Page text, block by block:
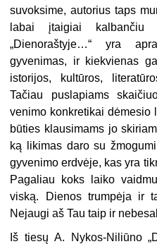
suvoksime, autorius taps
labai įtaigiai kalbančiu
„Dienoraštyje…“ yra
gyvenimas, ir kiekvienas
istorijos, kul­tūros,
Tačiau puslapiams
venimo konkretikai dėmesio
būties klausimams jo
ką likimas da­ro su
gyvenimo erdvėje, kas yra
Pagaliau koks laiko
viską. Dienos trumpėja ir
Nejaugi aš Tau taip ir
Iš tiesų A. Nykos-Niliūno